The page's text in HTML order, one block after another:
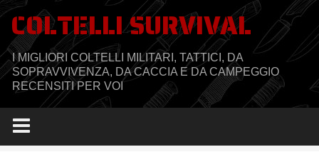
Salta
contenuto
COLTELLI SURVIVAL
I MIGLIORI COLTELLI MILITARI, TATTICI, DA
SOPRAVVIVENZA, DA CACCIA E DA CAMPEGGIO
RECENSITI PER VOI